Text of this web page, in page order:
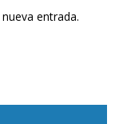
entrada.